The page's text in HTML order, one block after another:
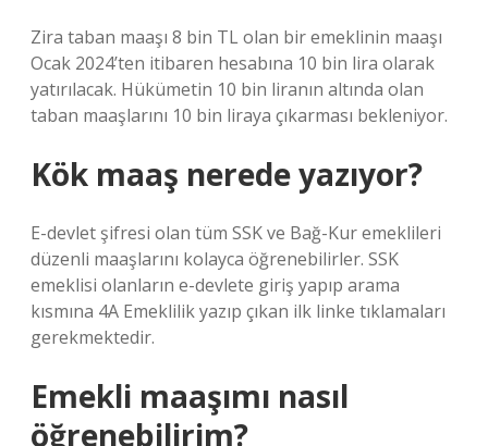
Zira taban maaşı 8 bin TL olan bir emeklinin maaşı
Ocak 2024’ten itibaren hesabına 10 bin lira olarak
yatırılacak. Hükümetin 10 bin liranın altında olan
taban maaşlarını 10 bin liraya çıkarması bekleniyor.
Kök maaş nerede yazıyor?
E-devlet şifresi olan tüm SSK ve Bağ-Kur emeklileri
düzenli maaşlarını kolayca öğrenebilirler. SSK
emeklisi olanların e-devlete giriş yapıp arama
kısmına 4A Emeklilik yazıp çıkan ilk linke tıklamaları
gerekmektedir.
Emekli maaşımı nasıl
öğrenebilirim?